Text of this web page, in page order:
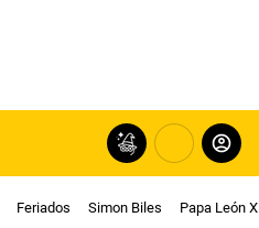
Feriados Simon Biles Papa León